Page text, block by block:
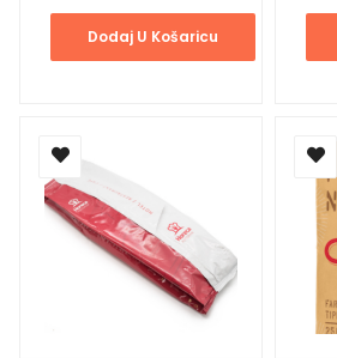
Dodaj U Košaricu